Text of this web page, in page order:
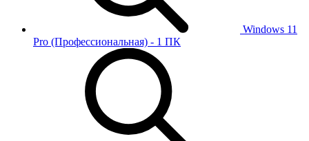
Windows 11
Pro (Профессиональная) - 1 ПК